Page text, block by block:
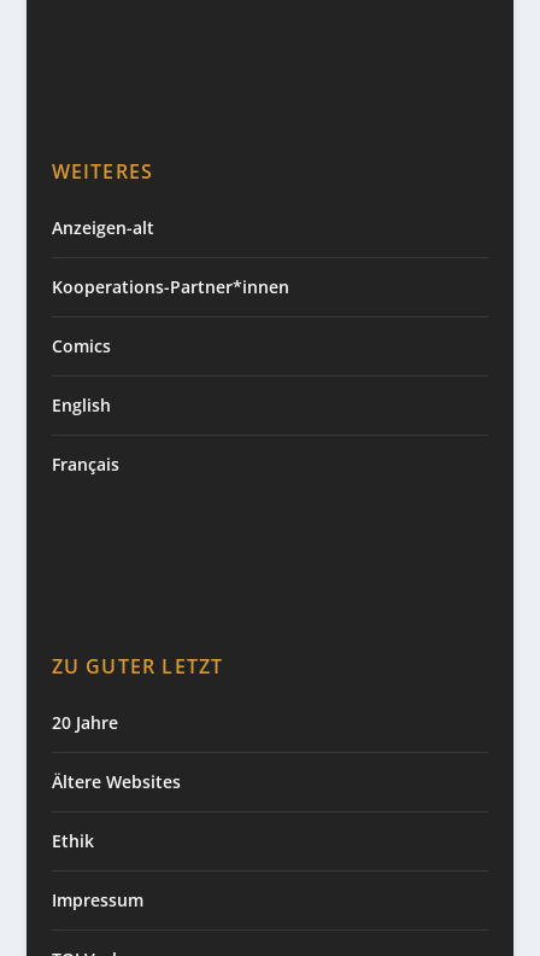
WEITERES
Anzeigen-alt
Kooperations-Partner*innen
Comics
English
Français
ZU GUTER LETZT
20 Jahre
Ältere Websites
Ethik
Impressum